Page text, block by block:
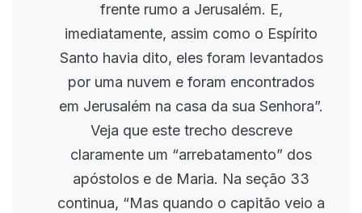
frente rumo a Jerusalém. E,
imediatamente, assim como o Espírito
Santo havia dito, eles foram levantados
por uma nuvem e foram encontrados
em Jerusalém na casa da sua Senhora”.
Veja que este trecho descreve
claramente um “arrebatamento” dos
apóstolos e de Maria. Na seção 33
continua, “Mas quando o capitão veio a